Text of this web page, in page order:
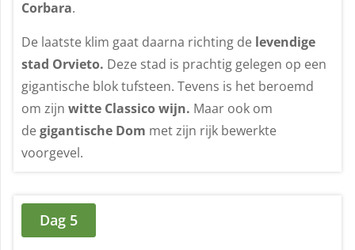
Corbara.
De laatste klim gaat daarna richting de levendige
stad Orvieto. Deze stad is prachtig gelegen op een
gigantische blok tufsteen. Tevens is het beroemd
om zijn witte Classico wijn. Maar ook om
degigantische Dom met zijn rijk bewerkte
voorgevel.
Dag 5